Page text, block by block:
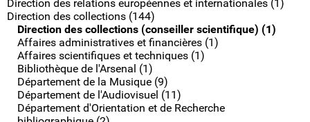
Direction des relations européennes et internationales (1)
Direction des collections (144)
Direction des collections (conseiller scientifique) (1)
Affaires administratives et financières (1)
Affaires scientifiques et techniques (1)
Bibliothèque de l'Arsenal (1)
Département de la Musique (9)
Département de l'Audiovisuel (11)
Département d'Orientation et de Recherche